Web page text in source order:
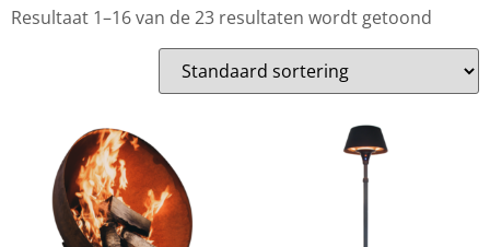
Resultaat 1–16 van de 23 resultaten wordt getoond